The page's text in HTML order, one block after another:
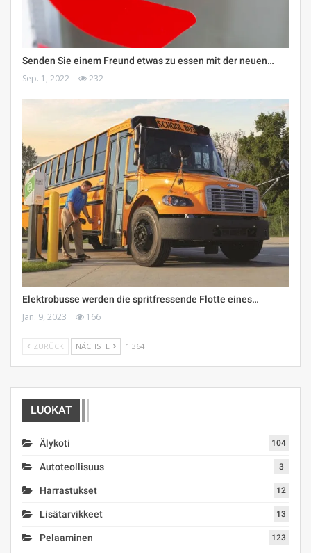
Senden Sie einem Freund etwas zu essen mit der neuen…
Sep. 1, 2022 232
Elektrobusse werden die spritfressende Flotte eines…
Jan. 9, 2023 166
ZURÜCK NÄCHSTE 1 364
LUOKAT
Älykoti 104
Autoteollisuus 3
Harrastukset 12
Lisätarvikkeet 13
Pelaaminen 123